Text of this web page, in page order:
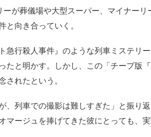
ーが葬儀場や大型スーパー、マイナー
と向き合っていく。
急行殺人事件』のような列車ミステリ
たと明かす。しかし、この「チープ版
されたという。
、列車での撮影は難しすぎた」と振り
マージュを捧げてきた彼にとっても、